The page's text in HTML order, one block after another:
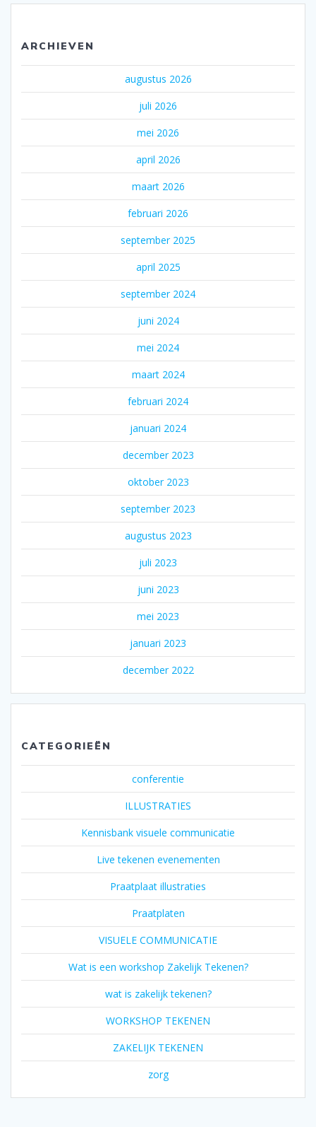
ARCHIEVEN
augustus 2026
juli 2026
mei 2026
april 2026
maart 2026
februari 2026
september 2025
april 2025
september 2024
juni 2024
mei 2024
maart 2024
februari 2024
januari 2024
december 2023
oktober 2023
september 2023
augustus 2023
juli 2023
juni 2023
mei 2023
januari 2023
december 2022
CATEGORIEËN
conferentie
ILLUSTRATIES
Kennisbank visuele communicatie
Live tekenen evenementen
Praatplaat illustraties
Praatplaten
VISUELE COMMUNICATIE
Wat is een workshop Zakelijk Tekenen?
wat is zakelijk tekenen?
WORKSHOP TEKENEN
ZAKELIJK TEKENEN
zorg